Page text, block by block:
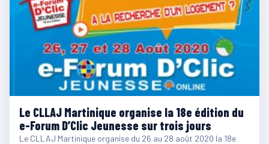
Le CLLAJ Martinique organise la 18e édition du
e-Forum D’Clic Jeunesse sur trois jours
Le CLLAJ Martinique organise du 26 au 28 août 2020 la 18e